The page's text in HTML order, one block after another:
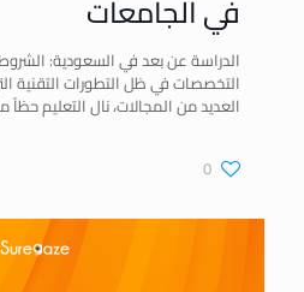
في الجامعات
الدراسة عن بعد في السعودية:
التخصصات في ظل التطورات التقنية
العديد من المجالات، نال التعليم
0